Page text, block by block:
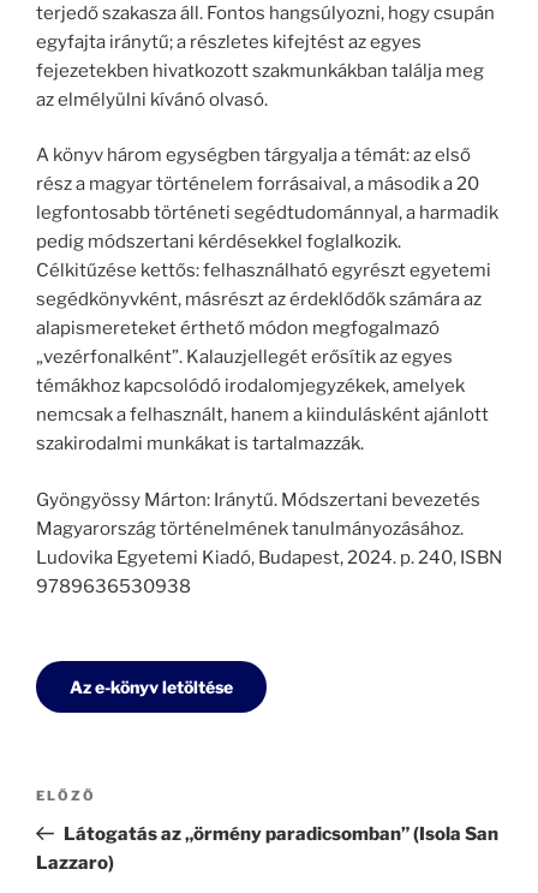
terjedő szakasza áll. Fontos hangsúlyozni, hogy csupán
egyfajta iránytű; a részletes kifejtést az egyes
fejezetekben hivatkozott szakmunkákban találja meg
az elmélyülni kívánó olvasó.
A könyv három egységben tárgyalja a témát: az első
rész a magyar történelem forrásaival, a második a 20
legfontosabb történeti segédtudománnyal, a harmadik
pedig módszertani kérdésekkel foglalkozik.
Célkitűzése kettős: felhasználható egyrészt egyetemi
segédkönyvként, másrészt az érdeklődők számára az
alapismereteket érthető módon megfogalmazó
„vezérfonalként”. Kalauzjellegét erősítik az egyes
témákhoz kapcsolódó irodalomjegyzékek, amelyek
nemcsak a felhasznált, hanem a kiindulásként ajánlott
szakirodalmi munkákat is tartalmazzák.
Gyöngyössy Márton: Iránytű. Módszertani bevezetés
Magyarország történelmének tanulmányozásához.
Ludovika Egyetemi Kiadó, Budapest, 2024. p. 240, ISBN
9789636530938
Az e-könyv letöltése
Bejegyzés
Korábbi
bejegyzés
ELŐZŐ
Látogatás az „örmény paradicsomban” (Isola San
Lazzaro)